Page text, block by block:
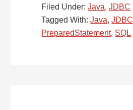
–
Named
Parameters
Filed Under:Java,JDBC
Tagged With:Java,JDBC
PreparedStatement, SQL